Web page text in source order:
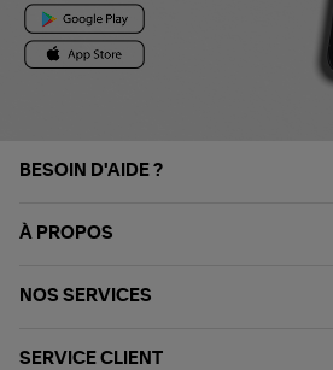
BESOIN D'AIDE ?
À PROPOS
NOS SERVICES
SERVICE CLIENT